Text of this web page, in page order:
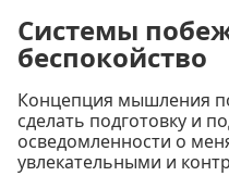
Системы
беспокойство
Концепция мышления
сделать подготовку и
осведомленности о
увлекательными и